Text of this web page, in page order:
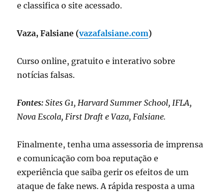
e classifica o site acessado.
Vaza, Falsiane (vazafalsiane.com)
Curso online, gratuito e interativo sobre
notícias falsas.
Fontes: Sites G1, Harvard Summer School, IFLA,
Nova Escola, First Draft e Vaza, Falsiane.
Finalmente, tenha uma assessoria de imprensa
e comunicação com boa reputação e
experiência que saiba gerir os efeitos de um
ataque de fake news. A rápida resposta a uma